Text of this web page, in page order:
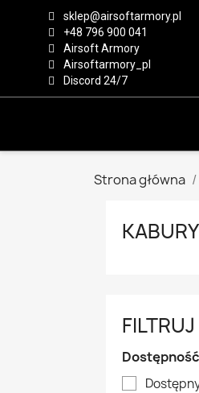
sklep@airsoftarmory.pl
+48 796 900 041
Airsoft Armory
Airsoftarmory_pl
Discord 24/7
Strona główna
KABURY
Dostępność